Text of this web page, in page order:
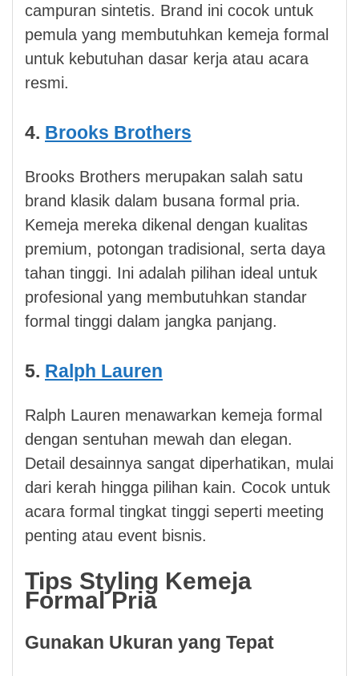
campuran sintetis. Brand ini cocok untuk
pemula yang membutuhkan kemeja formal
untuk kebutuhan dasar kerja atau acara
resmi.
4. Brooks Brothers
Brooks Brothers merupakan salah satu
brand klasik dalam busana formal pria.
Kemeja mereka dikenal dengan kualitas
premium, potongan tradisional, serta daya
tahan tinggi. Ini adalah pilihan ideal untuk
profesional yang membutuhkan standar
formal tinggi dalam jangka panjang.
5. Ralph Lauren
Ralph Lauren menawarkan kemeja formal
dengan sentuhan mewah dan elegan.
Detail desainnya sangat diperhatikan, mulai
dari kerah hingga pilihan kain. Cocok untuk
acara formal tingkat tinggi seperti meeting
penting atau event bisnis.
Tips Styling Kemeja
Formal Pria
Gunakan Ukuran yang Tepat